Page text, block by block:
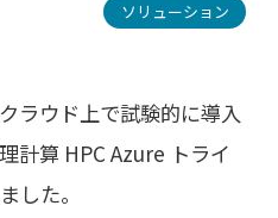
ソリューション
ラウド上で試験的に導入
計算 HPC Azure トライ
した。